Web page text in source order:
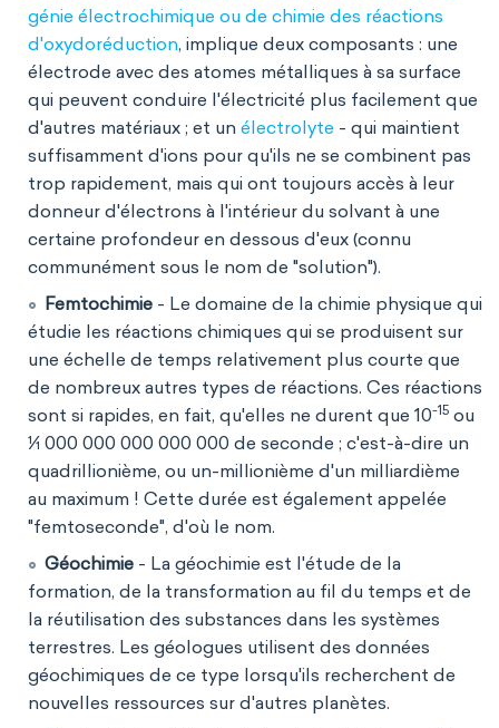
génie électrochimique ou de chimie des réactions
d'oxydoréduction, implique deux composants : une
électrode avec des atomes métalliques à sa surface
qui peuvent conduire l'électricité plus facilement que
d'autres matériaux ; et un électrolyte - qui maintient
suffisamment d'ions pour qu'ils ne se combinent pas
trop rapidement, mais qui ont toujours accès à leur
donneur d'électrons à l'intérieur du solvant à une
certaine profondeur en dessous d'eux (connu
communément sous le nom de "solution").
Femtochimie - Le domaine de la chimie physique qui
étudie les réactions chimiques qui se produisent sur
une échelle de temps relativement plus courte que
de nombreux autres types de réactions. Ces réactions
sont si rapides, en fait, qu'elles ne durent que 10-15 ou
1⁄1 000 000 000 000 000 de seconde ; c'est-à-dire un
quadrillionième, ou un-millionième d'un milliardième
au maximum ! Cette durée est également appelée
"femtoseconde", d'où le nom.
Géochimie - La géochimie est l'étude de la
formation, de la transformation au fil du temps et de
la réutilisation des substances dans les systèmes
terrestres. Les géologues utilisent des données
géochimiques de ce type lorsqu'ils recherchent de
nouvelles ressources sur d'autres planètes.